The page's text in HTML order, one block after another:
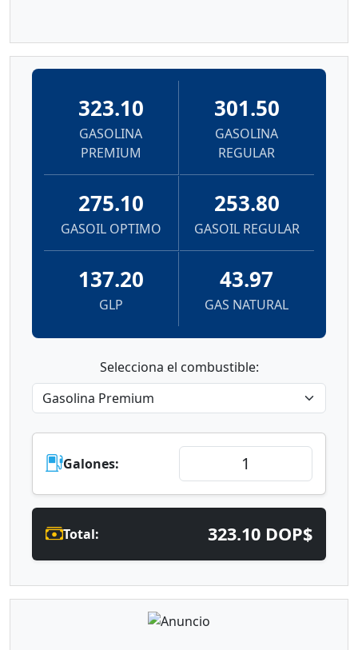
323.10
GASOLINA
PREMIUM
301.50
GASOLINA
REGULAR
275.10
GASOIL OPTIMO
253.80
GASOIL REGULAR
137.20
GLP
43.97
GAS NATURAL
Selecciona el combustible:
Galones:
Total: 323.10 DOP$